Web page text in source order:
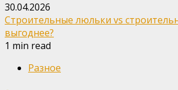
30.04.2026
Строительные люльки vs
выгоднее?
1 min read
Разное